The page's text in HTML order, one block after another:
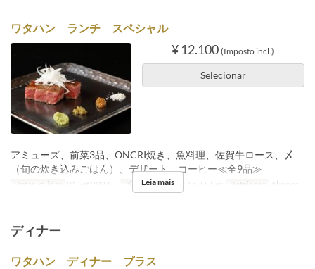
ワタハン ランチ スペシャル
¥ 12.100 (Imposto incl.)
Selecionar
アミューズ、前菜3品、ONCRI焼き、魚料理、佐賀牛ロース、〆
（旬の炊き込みごはん）、デザート、コーヒー≪全9品≫
Datas válidas 01 Set 2024 ~ Dias Sg, T, Qi, Sx, Sa, D, Fer Refeições Almoço
Leia mais
ディナー
ワタハン ディナー プラス